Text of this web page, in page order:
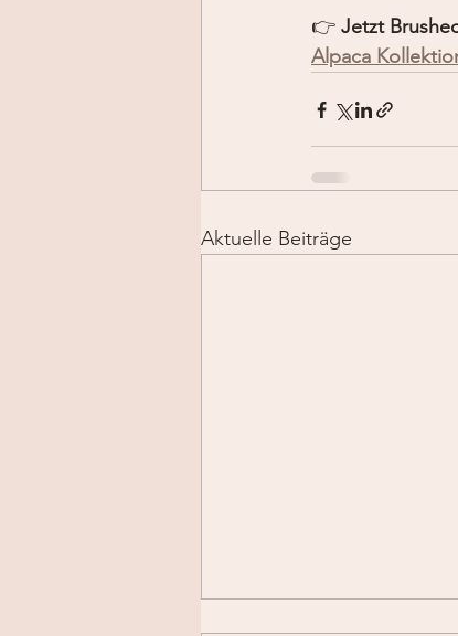
👉 Jetzt
Alpaca
Aktuelle Beiträge